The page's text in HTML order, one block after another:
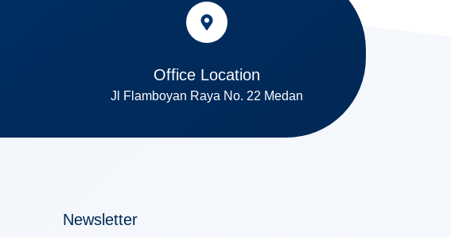
Office Location
Jl Flamboyan Raya No. 22 Medan
Newsletter